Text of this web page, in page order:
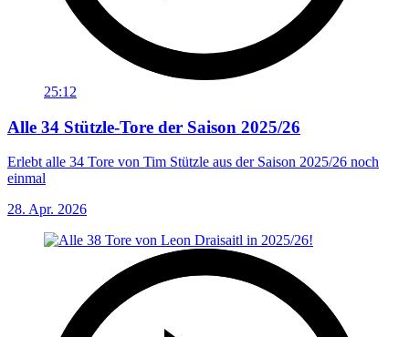
25:12
Alle 34 Stützle-Tore der Saison 2025/26
Erlebt alle 34 Tore von Tim Stützle aus der Saison 2025/26 noch
einmal
28. Apr. 2026